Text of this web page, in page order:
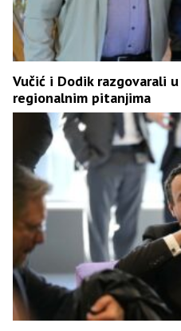
Vučić i Dodik razgovarali
regionalnim pitanjima